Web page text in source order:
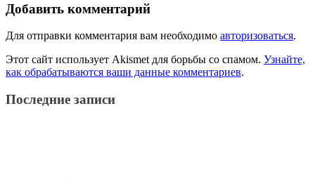
Добавить комментарий
Для отправки комментария вам необходимо авторизоваться.
Этот сайт использует Akismet для борьбы со спамом. Узнайте,
как обрабатываются ваши данные комментариев.
Последние записи